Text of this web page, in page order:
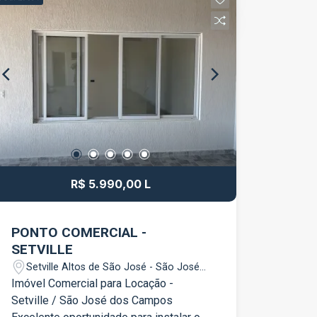
dormitórios, sendo 1 suíte master Suíte
master com banheira e guarda-roupas
planejado Banheiro social Lavabo Sala
ampla e bem iluminada Cozinha com
móveis planejados Área gourmet com
churrasqueira Piscina Garagem para até
espaçosos, excelente área de lazer e
toda a estrutura necessária para quem
deseja morar com conforto e receber
Agende sua visita e venha conhecer de
Jardim Santa Maria, em Jacareí!
R$ 5.990,00 L
PONTO COMERCIAL -
SETVILLE
Setville Altos de São José - São José
dos Campos/SP
Imóvel Comercial para Locação -
Setville / São José dos Campos